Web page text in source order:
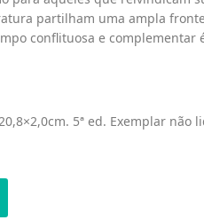
partilham uma ampla
conflituosa e
5ª ed. Exemplar não